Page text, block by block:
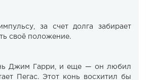
за счет долга забирает
своё положение.
Джим Гарри, и еще — он любил
Пегас. Этот конь восхитил бы